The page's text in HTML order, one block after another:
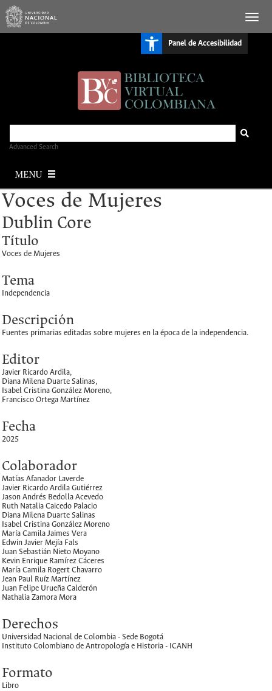
Panel de Accesibilidad
Advanced Search
MENU
Voces de Mujeres
Dublin Core
Título
Voces de Mujeres
Tema
Independencia
Descripción
Fuentes primarias editadas sobre mujeres en la época de la independencia.
Editor
Javier Ricardo Ardila,
Diana Milena Duarte Salinas,
Isabel Cristina González Moreno,
Francisco Ortega Martínez
Fecha
2025
Colaborador
Matías Afanador Laverde
Javier Ricardo Ardila Gutiérrez
Jason Andrés Bedolla Acevedo
Ruth Natalia Caicedo Palacio
Diana Milena Duarte Salinas
Isabel Cristina González Moreno
María Camila Jaimes Vera
Edwin Javier Mejía Fals
Juan Sebastián Nieto Moyano
Kevin Enrique Ramírez Cáceres
María Camila Rogert Chavarro
Jean Paul Ruíz Martínez
Juan Felipe Urueña Calderón
Nathalia Zamora Mora
Derechos
Universidad Nacional de Colombia - Sede Bogotá
Instituto Colombiano de Antropología e Historia - ICANH
Formato
Libro